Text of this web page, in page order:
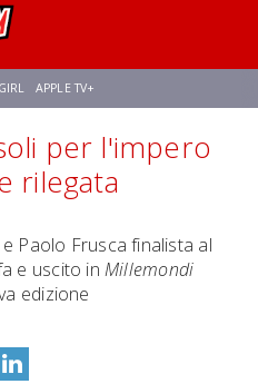
APPLE TV+
TREK AVENGERS: DOOMSDAY
per l'impero
rilegata
Paolo Frusca finalista al
e uscito inMillemondi
edizione